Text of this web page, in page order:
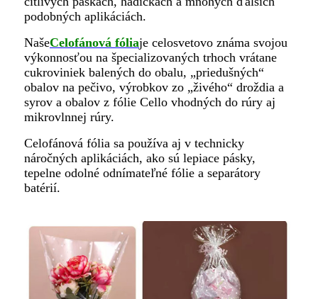
podobných aplikáciách.
NašeCelofánová fóliaje celosvetovo známa svojou
výkonnosťou na špecializovaných trhoch vrátane
cukroviniek balených do obalu, „priedušných“
obalov na pečivo, výrobkov zo „živého“ droždia a
syrov a obalov z fólie Cello vhodných do rúry aj
mikrovlnnej rúry.
Celofánová fólia sa používa aj v technicky
náročných aplikáciách, ako sú lepiace pásky,
tepelne odolné odnímateľné fólie a separátory
batérií.